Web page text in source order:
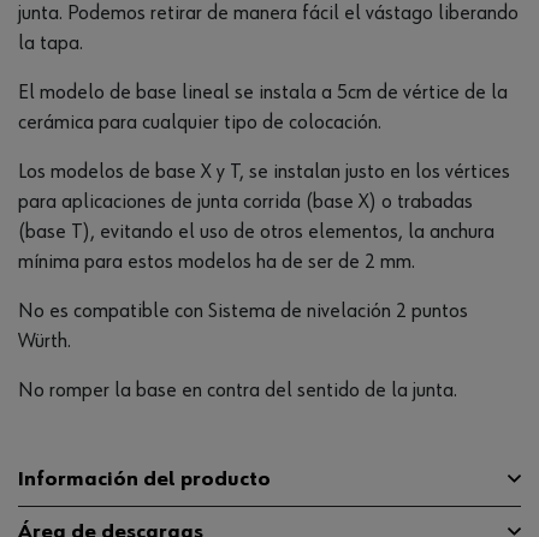
junta. Podemos retirar de manera fácil el vástago liberando
la tapa.
El modelo de base lineal se instala a 5cm de vértice de la
cerámica para cualquier tipo de colocación.
Los modelos de base X y T, se instalan justo en los vértices
para aplicaciones de junta corrida (base X) o trabadas
(base T), evitando el uso de otros elementos, la anchura
mínima para estos modelos ha de ser de 2 mm.
No es compatible con Sistema de nivelación 2 puntos
Würth.
No romper la base en contra del sentido de la junta.
Información del producto
Área de descargas